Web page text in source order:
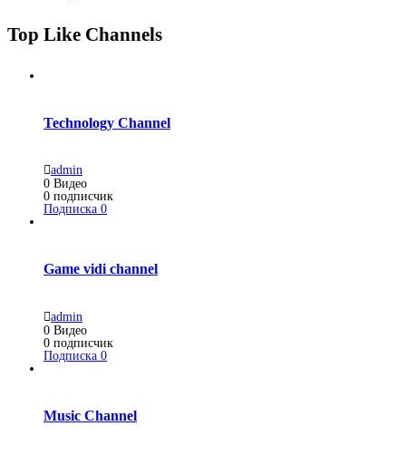
Top Like Channels
Technology Channel
admin
0 Видео
0 подписчик
Подписка 0
Game vidi channel
admin
0 Видео
0 подписчик
Подписка 0
Music Channel